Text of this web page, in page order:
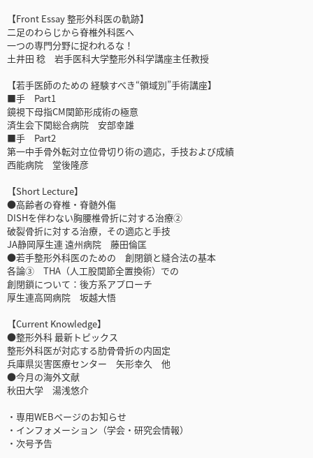
【Front Essay 整形外科医の軌跡】
二足のわらじから脊椎外科医へ
一つの専門分野に捉われるな！
土井田 稔 岩手医科大学整形外科学講座主任教授
【若手医師のための 経験すべき“領域別”手術講座】
■手 Part1
鏡視下母指CM関節形成術の極意
済生会下関総合病院 安部幸雄
■手 Part2
第一中手骨外転対立位骨切り術の適応，手技および成績
西能病院 堂後隆彦
【Short Lecture】
●高齢者の脊椎・脊髄外傷
DISHを伴わない胸腰椎骨折に対する治療②
破裂骨折に対する治療，その適応と手技
JA静岡厚生連 遠州病院 藤田倫匡
●若手整形外科医のための 創閉鎖と縫合法の基本
各論③ THA（人工股関節全置換術）での
創閉鎖について：後方系アプローチ
厚生連高岡病院 坂越大悟
【Current Knowledge】
●整形外科 最新トピックス
整形外科医が対応する肋骨骨折の内固定
兵庫県災害医療センター 矢形幸久 他
●今月の海外文献
秋田大学 湯浅悠介
・専用WEBページのお知らせ
・インフォメーション（学会・研究会情報）
・次号予告